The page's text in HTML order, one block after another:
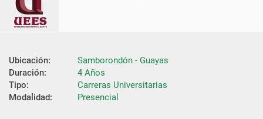
Ubicación:
Samborondón - Guayas
Duración:
4 Años
Tipo:
Carreras Universitarias
Modalidad:
Presencial